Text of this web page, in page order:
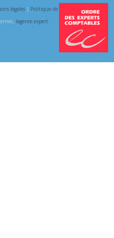
légales| Politique de
lagence.expert